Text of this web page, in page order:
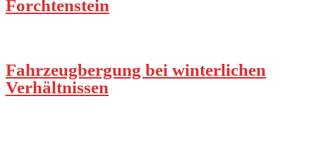
Forchtenstein
Fahrzeugbergung bei winterlichen
Verhältnissen